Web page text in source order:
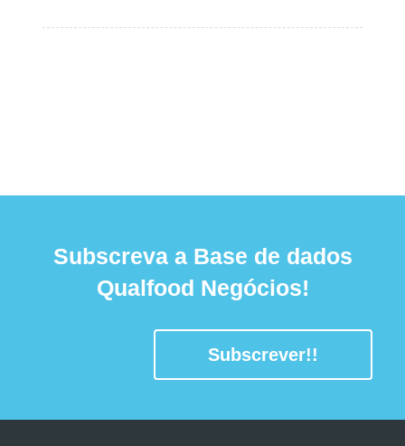
Subscreva a Base de dados
Qualfood Negócios!
Subscrever!!